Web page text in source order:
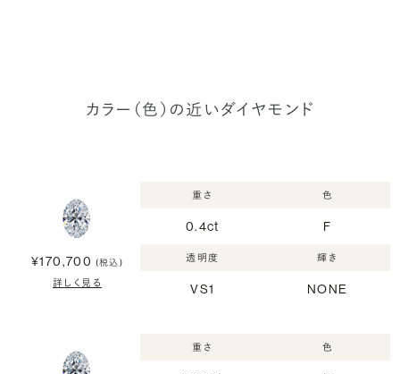
カラー（色）の近いダイヤモンド
¥170,700 (税込)
詳しく見る
重さ
0.4ct
色
F
透明度
VS1
輝き
NONE
重さ 色